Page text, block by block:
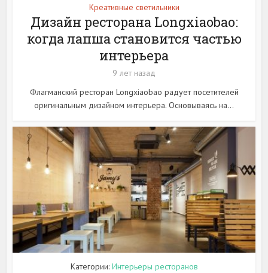
Креативные светильники
Дизайн ресторана Longxiaobao:
когда лапша становится частью
интерьера
9 лет назад
Флагманский ресторан Longxiaobao радует посетителей
оригинальным дизайном интерьера. Основываясь на...
Категории: Интерьеры ресторанов